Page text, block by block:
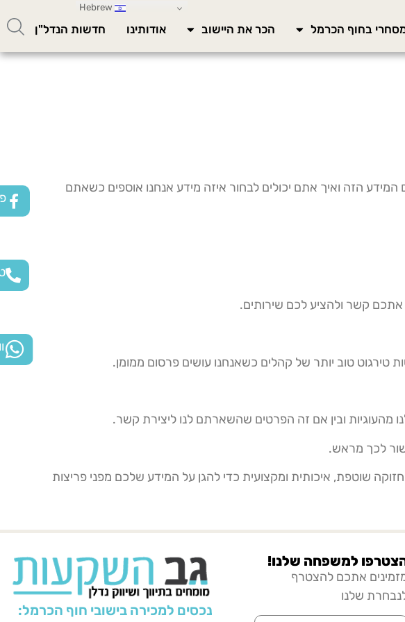
בחוף הכרמל הכר את היישוב אודותינו חדשות הנדל"ן
הזה ואיך אתם יכולים לבחור איזה מידע אנחנו אוספים כשאתם
אתכם קשר ולהציע לכם שירותים.
טירגוט טוב יותר של קהלים כשאנחנו עושים פרסום ממומן.
ובין אם זה הפרטים שהשארתם לנו ליצירת קשר.
לכך מראש.
שוטפת, איכותית ומקצועית כדי להגן על המידע שלכם מפני פריצות
למשפחה שלנו!
אתכם להצטרף
שלנו
נכסים למכירה בישובי חוף הכרמל: